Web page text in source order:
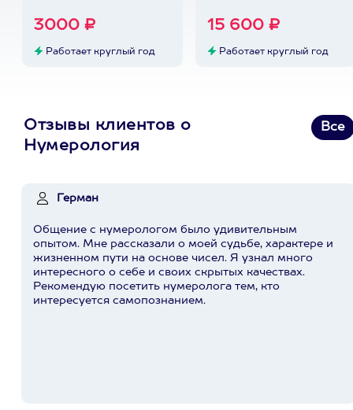
3000 ₽
Работает круглый год
15 600 ₽
Работает круглый год
Отзывы клиентов о
Нумерология
Все
Герман
Общение с нумерологом было удивительным
опытом. Мне рассказали о моей судьбе, характере и
жизненном пути на основе чисел. Я узнал много
интересного о себе и своих скрытых качествах.
Рекомендую посетить нумеролога тем, кто
интересуется самопознанием.